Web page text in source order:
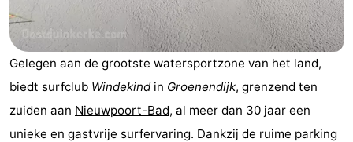
Suites
Nieuwpoort
Holiday
Suites
Bed
(&
Campings
Vakantiehuizen
Gelegen aan de grootste watersportzone van het land,
biedt surfclub Windekindin Groenendijk, grenzend ten
zuiden aan Nieuwpoort-Bad, al meer dan 30 jaar een
unieke en gastvrije surfervaring. Dankzij de ruime parking